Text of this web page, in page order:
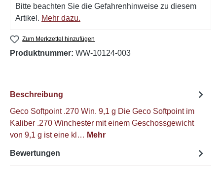
Bitte beachten Sie die Gefahrenhinweise zu diesem
Artikel. Mehr dazu.
Zum Merkzettel hinzufügen
Produktnummer: WW-10124-003
Beschreibung
Geco Softpoint .270 Win. 9,1 g Die Geco Softpoint im
Kaliber .270 Winchester mit einem Geschossgewicht
von 9,1 g ist eine kl… Mehr
Bewertungen